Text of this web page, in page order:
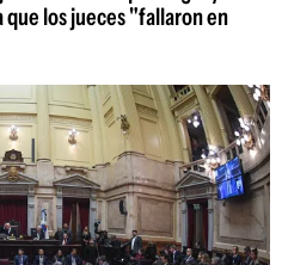
los jueces "fallaron en